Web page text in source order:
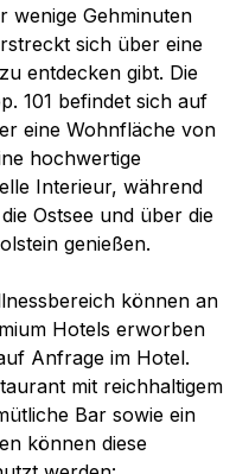
wenige Gehminuten
sich über eine
entdecken gibt. Die
101 befindet sich auf
eine Wohnfläche von
hochwertige
Interieur, während
Ostsee und über die
genießen.
können an
Hotels erworben
Anfrage im Hotel.
mit reichhaltigem
Bar sowie ein
können diese